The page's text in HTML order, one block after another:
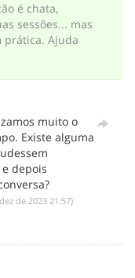
é chata,
sessões... mas
prática. Ajuda
muito o
Existe alguma
depois
de 2023 21:57)